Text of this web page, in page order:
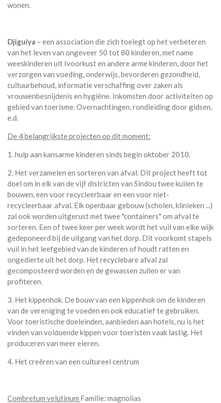
wonen.
Djiguiya – een association die zich toelegt op het verbeteren
van het leven van ongeveer 50 tot 80 kinderen, met name
weeskinderen uit Ivoorkust en andere arme kinderen, door het
verzorgen van voeding, onderwijs, bevorderen gezondheid,
cultuurbehoud, informatie verschaffing over zaken als
vrouwenbesnijdenis en hygiëne. Inkomsten door activiteiten op
gebied van toerisme. Overnachtingen, rondleiding door gidsen,
e.d.
De 4 belangrijkste projecten op dit moment:
1. hulp aan kansarme kinderen sinds begin oktober 2010.
2. Het verzamelen en sorteren van afval. Dit project heeft tot
doel om in elk van de vijf districten van Sindou twee kuilen te
bouwen, een voor recycleerbaar en een voor niet-
recycleerbaar afval. Elk openbaar gebouw (scholen, klinieken ...)
zal ook worden uitgerust met twee "containers" om afval te
sorteren. Een of twee keer per week wordt het vuil van elke wijk
gedeponeerd bij de uitgang van het dorp. Dit voorkomt stapels
vuil in het leefgebied van de kinderen of houdt ratten en
ongedierte uit het dorp. Het recyclebare afval zal
gecomposteerd worden en de gewassen zullen er van
profiteren.
3. Het kippenhok. De bouw van een kippenhok om de kinderen
van de vereniging te voeden en ook educatief te gebruiken.
Voor toeristische doeleinden, aanbieden aan hotels, nu is het
vinden van voldoende kippen voor toeristen vaak lastig. Het
produceren van meer eieren.
4. Het creëren van een cultureel centrum
Combretum velutinum Familie: magnolias